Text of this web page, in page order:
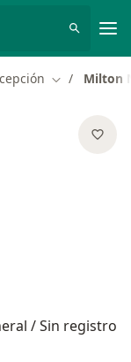
Cambiar de
Milton
/ Sin registro